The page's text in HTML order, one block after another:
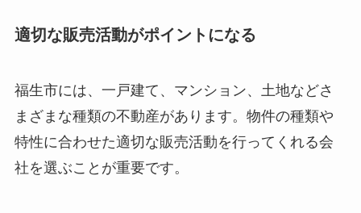
適切な販売活動がポイントになる
福生市には、一戸建て、マンション、土地などさ
まざまな種類の不動産があります。物件の種類や
特性に合わせた適切な販売活動を行ってくれる会
社を選ぶことが重要です。